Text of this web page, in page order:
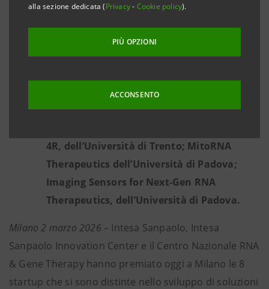
alla sezione dedicata (Privacy- Cookie policy).
PIÙ OPZIONI
ACCONSENTO
distinte nell’ambito delle soluzioni
8 le startup vincitrici: PoliRNA, T-One
Therapeutics, MicThera, Navita, Isinnova,
4R, dell’Università di Trento; MitoRNA
Therapeutics dell’Università di Padova;
Imaging Sensors for Next-Gen RNA
Therapeutics, dell’Università di Padova.
Milano 2 marzo 2026– Intesa Sanpaolo, Intesa
Sanpaolo Innovation Center e il Centro Nazionale RNA
& Gene Therapy hanno premiato oggi a Milano le 8
startup che si sono distinte nello sviluppo di soluzioni